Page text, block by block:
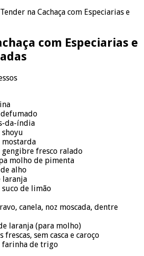
Tender na Cachaça com Especiarias e
com Especiarias e
da-índia
shoyu
mostarda
gengibre fresco ralado
molho de pimenta
alho
laranja
suco de limão
canela, noz moscada, dentre
laranja (para molho)
frescas, sem casca e caroço
farinha de trigo